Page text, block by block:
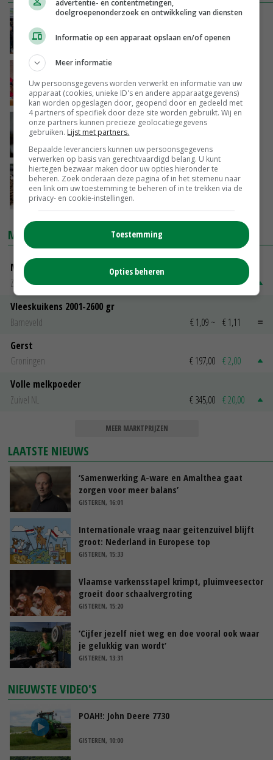
Val Rutte III: hoe nu verder met de
stikstofaanpak?
15-01-2021
toeslagenaffaire
15-01-2021
Groeifonds kabinet is voor de lange termijn
07-09-2020
AD: 'Kabinet beperkt nieuw steunpakket
bedrijven'
26-08-2020
MARKTPRIJZEN
Magere melkpoeder
Zuivel NL
€ 269,00 € 7,00
Vleeskuikens 2001-2600 gr
Barneveld
€ 1,09 ~ € 1,11
Gerst
Groningen
€ 197,00 € 2,00
Volle melkpoeder
Zuivel NL
€ 345,00 € 20,00
MEER MARKTPRIJZEN
LAATSTE NIEUWS
‘Samenwerking A-ware en Amalthea gaat
zorgen voor meer balans’
GISTEREN, 16:01
Internationale vraag naar geitenzuivel blijft
groot: Nederland in Europese top
GISTEREN, 15:33
Vlaamse varkensstapel krimpt, pluimveesector
groeit door schaalvergroting
GISTEREN, 15:20
‘Cijfer jezelf niet weg en doe vooral ook waar
je gelukkig van wordt’
GISTEREN, 13:31
NIEUWSTE VIDEO'S
POAH!: John Deere 7730
GISTEREN, 10:00
advertentie- en contentmetingen,
doelgroepenonderzoek en ontwikkeling van diensten
Informatie op een apparaat opslaan en/of openen
Meer informatie
Uw persoonsgegevens worden verwerkt en informatie van uw
apparaat (cookies, unieke ID's en andere apparaatgegevens)
kan worden opgeslagen door, geopend door en gedeeld met
4 partners of specifiek door deze site worden gebruikt. Wij en
onze partners kunnen precieze geolocatiegegevens
gebruiken. Lijst met partners.
Bepaalde leveranciers kunnen uw persoonsgegevens
verwerken op basis van gerechtvaardigd belang. U kunt
hiertegen bezwaar maken door uw opties hieronder te
beheren. Zoek onderaan deze pagina of in het sitemenu naar
een link om uw toestemming te beheren of in te trekken via de
privacy- en cookie-instellingen.
Toestemming
Opties beheren